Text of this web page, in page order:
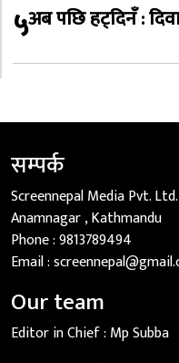
५अब पछि हट्दिनँ :
सम्पर्क
Screennepal Media Pvt. Ltd.
Anamnagar , Kathmandu
Phone :9813789494
Email :
Our team
Editor in Chief : Mp Subba